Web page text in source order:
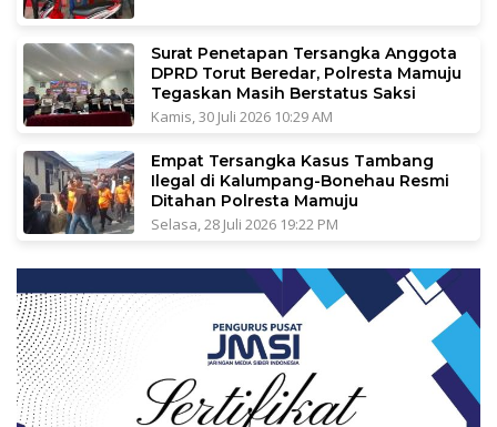
Surat Penetapan Tersangka Anggota
DPRD Torut Beredar, Polresta Mamuju
Tegaskan Masih Berstatus Saksi
Kamis, 30 Juli 2026 10:29 AM
Empat Tersangka Kasus Tambang
Ilegal di Kalumpang-Bonehau Resmi
Ditahan Polresta Mamuju
Selasa, 28 Juli 2026 19:22 PM